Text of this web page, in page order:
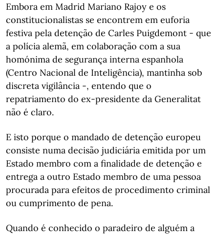
Embora em Madrid Mariano Rajoy e os
constitucionalistas se encontrem em euforia
festiva pela detenção de Carles Puigdemont - que
a polícia alemã, em colaboração com a sua
homónima de segurança interna espanhola
(Centro Nacional de Inteligência), mantinha sob
discreta vigilância -, entendo que o
repatriamento do ex-presidente da Generalitat
não é claro.
E isto porque o mandado de detenção europeu
consiste numa decisão judiciária emitida por um
Estado membro com a finalidade de detenção e
entrega a outro Estado membro de uma pessoa
procurada para efeitos de procedimento criminal
ou cumprimento de pena.
Quando é conhecido o paradeiro de alguém a